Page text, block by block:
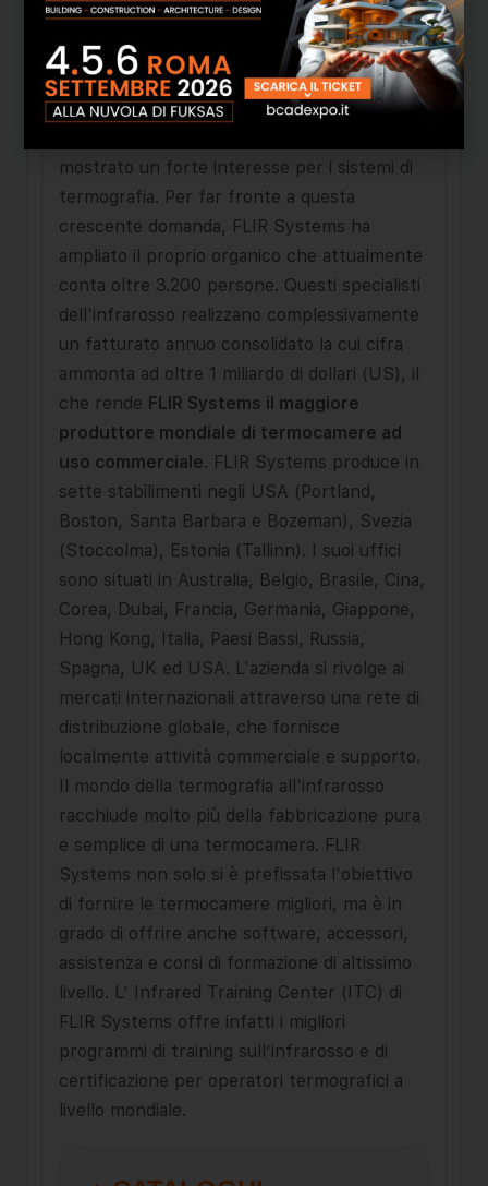
questa immagine. FLIR progetta e fabbrica in
prima persona tutte le tecnologie chiave su
cui poggiano i suoi prodotti, compresi i
rilevatori, l'elettronica e le lenti speciali.
mostrato un forte interesse per i sistemi di
termografia. Per far fronte a questa
crescente domanda, FLIR Systems ha
ampliato il proprio organico che attualmente
conta oltre 3.200 persone. Questi specialisti
dell'infrarosso realizzano complessivamente
un fatturato annuo consolidato la cui cifra
ammonta ad oltre 1 miliardo di dollari (US), il
che rende FLIR Systems il maggiore
produttore mondiale di termocamere ad
uso commerciale. FLIR Systems produce in
sette stabilimenti negli USA (Portland,
Boston, Santa Barbara e Bozeman), Svezia
(Stoccolma), Estonia (Tallinn). I suoi uffici
sono situati in Australia, Belgio, Brasile, Cina,
Corea, Dubai, Francia, Germania, Giappone,
Hong Kong, Italia, Paesi Bassi, Russia,
Spagna, UK ed USA. L'azienda si rivolge ai
mercati internazionali attraverso una rete di
distribuzione globale, che fornisce
localmente attività commerciale e supporto.
Il mondo della termografia all'infrarosso
racchiude molto più della fabbricazione pura
e semplice di una termocamera. FLIR
Systems non solo si è prefissata l'obiettivo
di fornire le termocamere migliori, ma è in
grado di offrire anche software, accessori,
assistenza e corsi di formazione di altissimo
livello. L’ Infrared Training Center (ITC) di
FLIR Systems offre infatti i migliori
programmi di training sull’infrarosso e di
certificazione per operatori termografici a
livello mondiale.